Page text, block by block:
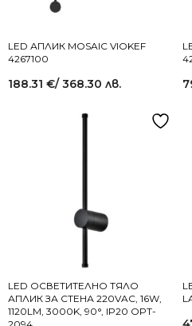
LED АПЛИК MOSAIC VIOKEF
4267100
188.31 €/ 368.30 лв.
LED ОСВЕТИТЕЛНО ТЯЛО
АПЛИК ЗА СТЕНА 220VAC, 16W,
1120LM, 3000K, 90°, IP20 OPT-